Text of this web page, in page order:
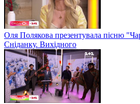
Оля Полякова презентувала пісню
Сніданку. Вихідного